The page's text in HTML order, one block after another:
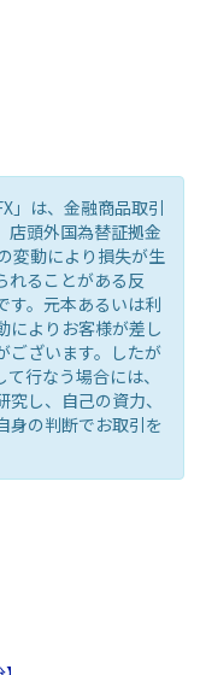
」は、金融商品取引
店頭外国為替証拠金
変動により損失が生
れることがある反
す。元本あるいは利
によりお客様が差し
ございます。したが
行なう場合には、
し、自己の資力、
身の判断でお取引を